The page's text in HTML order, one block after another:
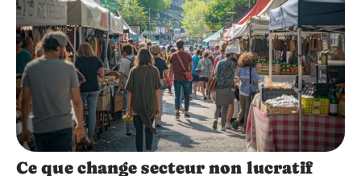
Ce que change secteur non lucratif